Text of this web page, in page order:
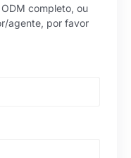
completo, ou
agente, por favor